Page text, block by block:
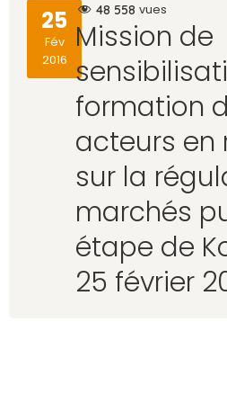
25
Fév
2016
48 558 vues
Mission de
formation
acteurs en
sur la
marchés
étape de
25 février